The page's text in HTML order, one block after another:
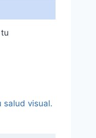
salud visual.